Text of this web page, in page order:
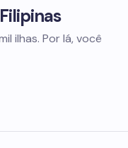
ilhas. Por lá, você